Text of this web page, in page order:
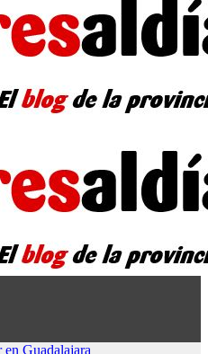
en Guadalajara